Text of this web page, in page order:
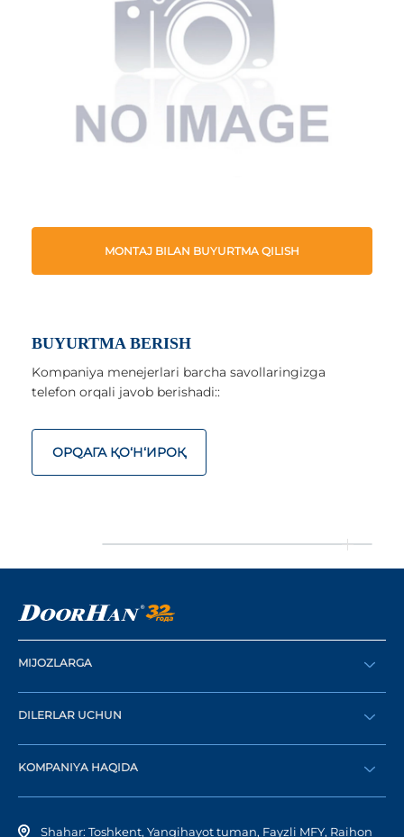
MONTAJ BILAN BUYURTMA QILISH
BUYURTMA BERISH
Kompaniya menejerlari barcha savollaringizga
telefon orqali javob berishadi::
ОРQАГА ҚO‘Н‘ИРОҚ
MIJOZLARGA
Buyurtma berish
DILERLAR UCHUN
Diler bo‘lish
Shaxsiy kabinetga kirish
KOMPANIYA HAQIDA
Kompaniya tarixi
Shahar: Toshkent, Yangihayot tuman, Fayzli MFY, Raihon